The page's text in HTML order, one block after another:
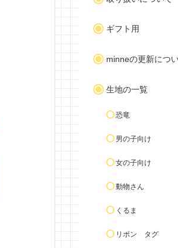
ギフト用
minneの更新につ
生地の一覧
恐竜
男の子向け
女の子向け
動物さん
くるま
リボン タグ